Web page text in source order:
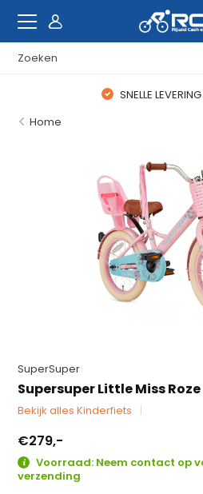
SNELLE
Home
SuperSuper
Supersuper Little Miss Roze
Bekijk alles Kinderfiets
€279,-
Voorraad: Neem contact op
verzending